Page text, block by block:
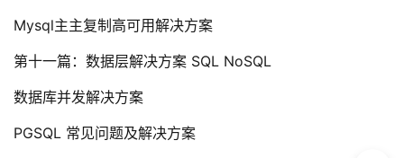
Mysql主主复制高可用解决方案
第十一篇：数据层解决方案 SQL NoSQL
数据库并发解决方案
PGSQL 常见问题及解决方案